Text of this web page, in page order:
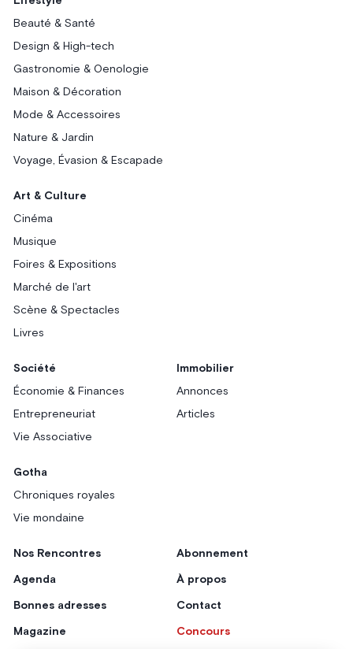
Beauté & Santé
Design & High-tech
Gastronomie & Oenologie
Maison & Décoration
Mode & Accessoires
Nature & Jardin
Voyage, Évasion & Escapade
Art & Culture
Cinéma
Musique
Foires & Expositions
Marché de l'art
Scène & Spectacles
Livres
Société
Économie & Finances
Entrepreneuriat
Vie Associative
Immobilier
Annonces
Articles
Gotha
Chroniques royales
Vie mondaine
Nos Rencontres
Agenda
Bonnes adresses
Magazine
Abonnement
À propos
Contact
Concours